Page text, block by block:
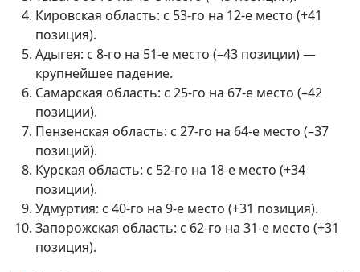
Кировская область: с 53-го на 12-е место (+41
позиция).
Адыгея: с 8-го на 51-е место (–43 позиции) —
крупнейшее падение.
Самарская область: с 25-го на 67-е место (–42
позиции).
Пензенская область: с 27-го на 64-е место (–37
позиций).
Курская область: с 52-го на 18-е место (+34
позиции).
Удмуртия: с 40-го на 9-е место (+31 позиция).
Запорожская область: с 62-го на 31-е место (+31
позиция).